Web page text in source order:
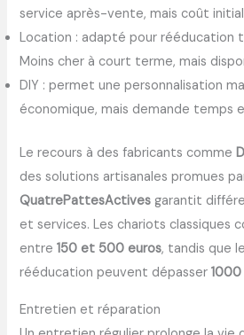
service après-vente, mais coût
Location : adapté pour rééducation
Moins cher à court terme, mais
DIY : permet une personnalisation
économique, mais demande temps
Le recours à des fabricants comme
des solutions artisanales promues
QuatrePattesActives garantit
et services. Les chariots classiques
entre150 et 500 euros, tandis que
rééducation peuvent dépasser
Entretien et réparation